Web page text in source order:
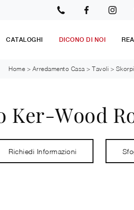
CATALOGHI DICONO DI NOI
Home > Arredamento Casa >Tavoli >
Ker-Wood
Richiedi Informazioni